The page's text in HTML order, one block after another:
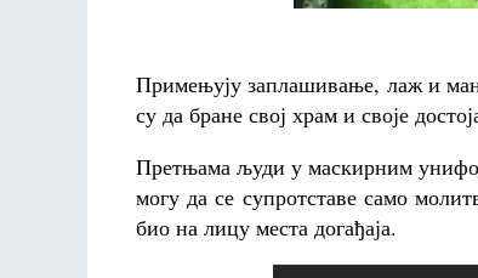
Примењују заплашивање, лаж и
су да бране свој храм и своје
Претњама људи у маскирним
могу да се супротставе само
био на лицу места догађаја.